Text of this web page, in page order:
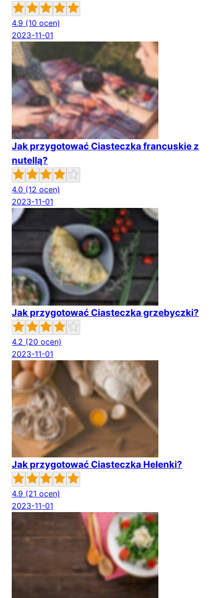
4.9 (10 ocen)
2023-11-01
Jak przygotować Ciasteczka francuskie z
nutellą?
4.0 (12 ocen)
2023-11-01
Jak przygotować Ciasteczka grzebyczki?
4.2 (20 ocen)
2023-11-01
Jak przygotować Ciasteczka Helenki?
4.9 (21 ocen)
2023-11-01